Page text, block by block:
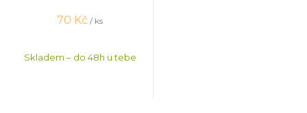
70 Kč / ks
Skladem – do 48h u tebe